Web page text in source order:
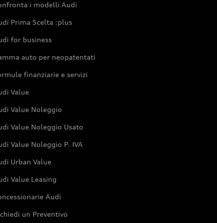
i modelli Audi
Prima Scelta :plus
for business
auto per neopatentati
finanziarie e servizi
Value
Value Noleggio
Value Noleggio Usato
Value Noleggio P. IVA
Urban Value
Value Leasing
Audi
un Preventivo